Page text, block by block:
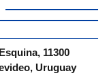
11300
Uruguay